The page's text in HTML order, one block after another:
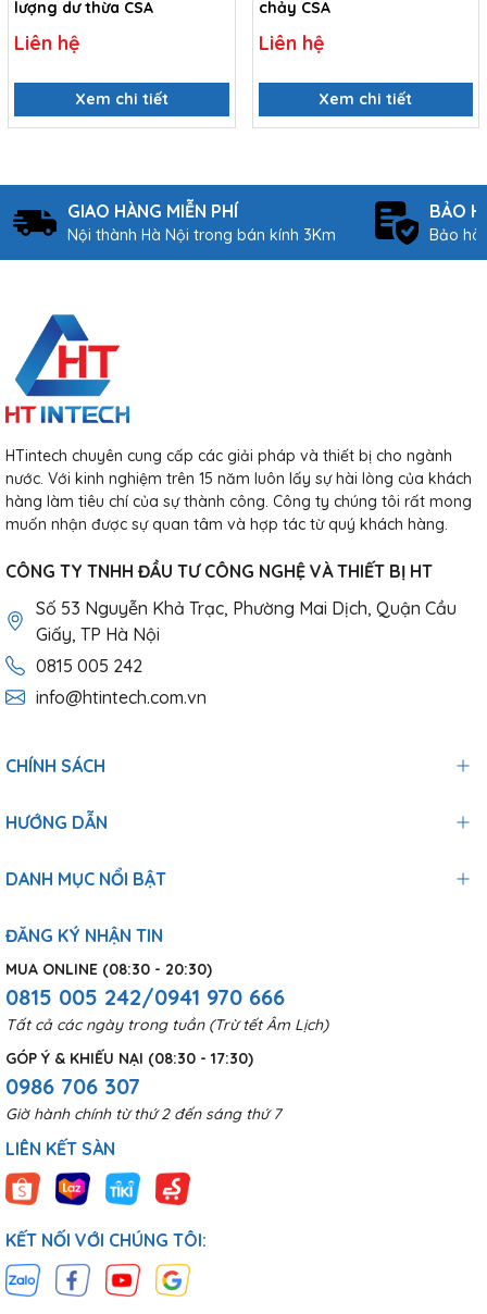
lượng dư thừa CSA
Liên hệ
Xem chi tiết
chảy CSA
Liên hệ
Xem chi tiết
GIAO HÀNG MIỄN PHÍ
Nội thành Hà Nội trong bán kính 3Km
BẢO
Bảo
HTintech chuyên cung cấp các giải pháp và thiết bị cho ngành
nước. Với kinh nghiệm trên 15 năm luôn lấy sự hài lòng của khách
hàng làm tiêu chí của sự thành công. Công ty chúng tôi rất mong
muốn nhận được sự quan tâm và hợp tác từ quý khách hàng.
CÔNG TY TNHH ĐẦU TƯ CÔNG NGHỆ VÀ THIẾT BỊ HT
Số 53 Nguyễn Khả Trạc, Phường Mai Dịch, Quận Cầu
Giấy, TP Hà Nội
0815 005 242
info@htintech.com.vn
CHÍNH SÁCH
HƯỚNG DẪN
DANH MỤC NỔI BẬT
ĐĂNG KÝ NHẬN TIN
MUA ONLINE (08:30 - 20:30)
0815 005 242/0941 970 666
Tất cả các ngày trong tuần (Trừ tết Âm Lịch)
GÓP Ý & KHIẾU NẠI (08:30 - 17:30)
0986 706 307
Giờ hành chính từ thứ 2 đến sáng thứ 7
LIÊN KẾT SÀN
KẾT NỐI VỚI CHÚNG TÔI: